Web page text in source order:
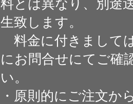
料とは異なり、別途
生致します。
料金に付きまして
にお問合せにてご確
い。
・原則的にご注文か